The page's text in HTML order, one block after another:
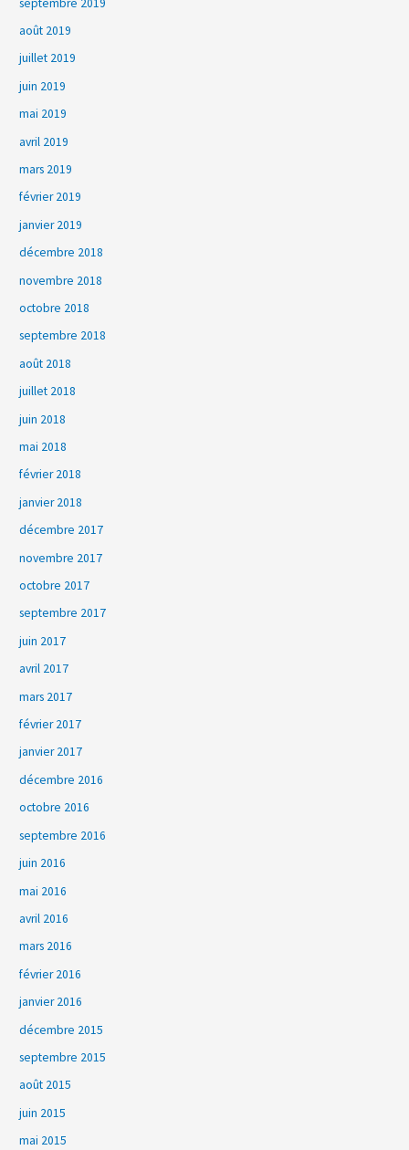
août 2019
juillet 2019
juin 2019
mai 2019
avril 2019
mars 2019
février 2019
janvier 2019
décembre 2018
novembre 2018
octobre 2018
septembre 2018
août 2018
juillet 2018
juin 2018
mai 2018
février 2018
janvier 2018
décembre 2017
novembre 2017
octobre 2017
septembre 2017
juin 2017
avril 2017
mars 2017
février 2017
janvier 2017
décembre 2016
octobre 2016
septembre 2016
juin 2016
mai 2016
avril 2016
mars 2016
février 2016
janvier 2016
décembre 2015
septembre 2015
août 2015
juin 2015
mai 2015